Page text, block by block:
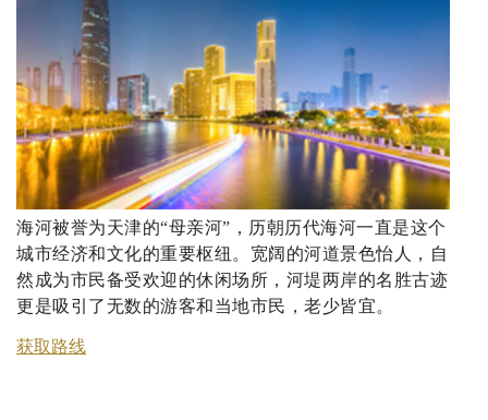
海河被誉为天津的“母亲河”，历朝历代海河一直是这个
城市经济和文化的重要枢纽。宽阔的河道景色怡人，自
然成为市民备受欢迎的休闲场所，河堤两岸的名胜古迹
更是吸引了无数的游客和当地市民，老少皆宜。
获取路线